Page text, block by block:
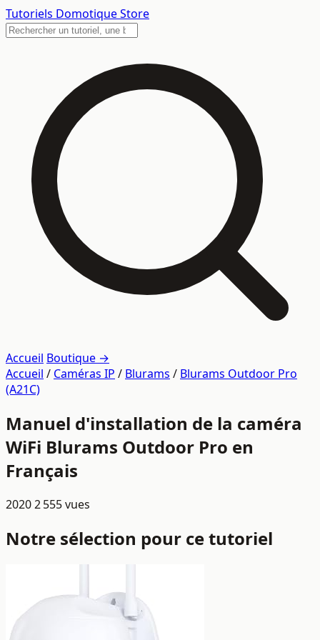
Tutoriels Domotique Store
Accueil Boutique →
Accueil / Caméras IP / Blurams / Blurams Outdoor Pro
(A21C)
Manuel d'installation de la caméra
WiFi Blurams Outdoor Pro en
Français
20202 555 vues
Notre sélection pour ce tutoriel